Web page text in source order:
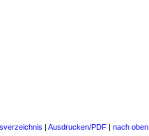
| Ausdrucken/PDF | nach oben